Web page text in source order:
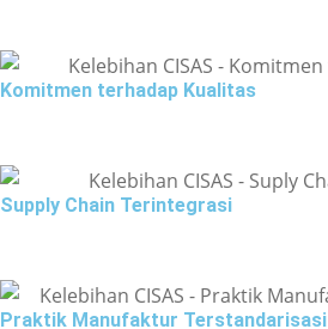
Komitmen terhadap Kualitas
Supply Chain Terintegrasi
Praktik Manufaktur Terstandarisasi